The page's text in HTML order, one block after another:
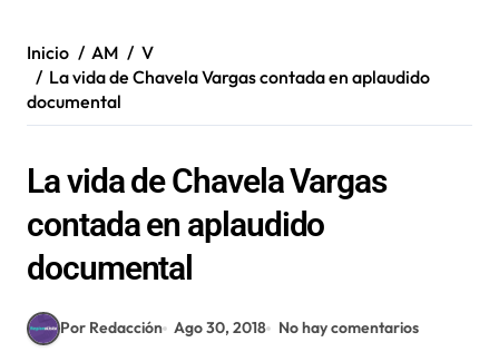
Inicio AM
V
La vida de Chavela Vargas contada en aplaudido
documental
La vida de Chavela Vargas
contada en aplaudido
documental
Por Redacción Ago 30, 2018 No hay comentarios